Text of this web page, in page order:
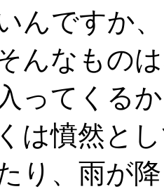
んですか
んなもの
ってくる
は憤然と
り、雨が